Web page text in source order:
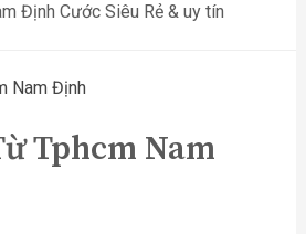
Định Cước Siêu Rẻ & uy tín
Tphcm Nam